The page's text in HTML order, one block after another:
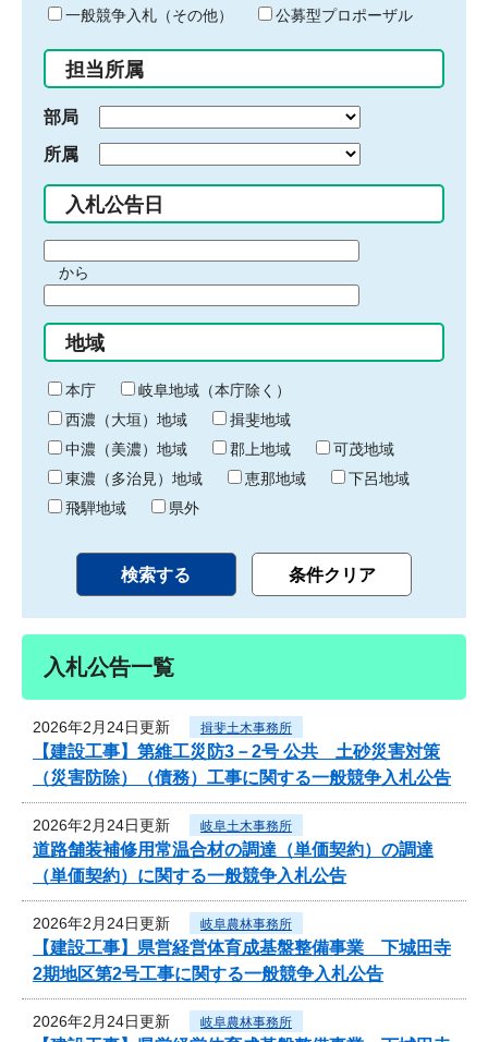
ド
入
力
一般競争入札（その他）
公募型プロポーザル
担当所属
部局
所属
入札公告日
間
始
り
から
間
終
わ
り
地域
本庁
岐阜地域（本庁除く）
西濃（大垣）地域
揖斐地域
中濃（美濃）地域
郡上地域
可茂地域
東濃（多治見）地域
恵那地域
下呂地域
飛騨地域
県外
入札公告一覧
2026年2月24日更新 揖斐土木事務所
【建設工事】第維工災防3－2号 公共 土砂災害対策
（災害防除）（債務）工事に関する一般競争入札公告
2026年2月24日更新 岐阜土木事務所
道路舗装補修用常温合材の調達（単価契約）の調達
（単価契約）に関する一般競争入札公告
2026年2月24日更新 岐阜農林事務所
【建設工事】県営経営体育成基盤整備事業 下城田寺
2期地区第2号工事に関する一般競争入札公告
2026年2月24日更新 岐阜農林事務所